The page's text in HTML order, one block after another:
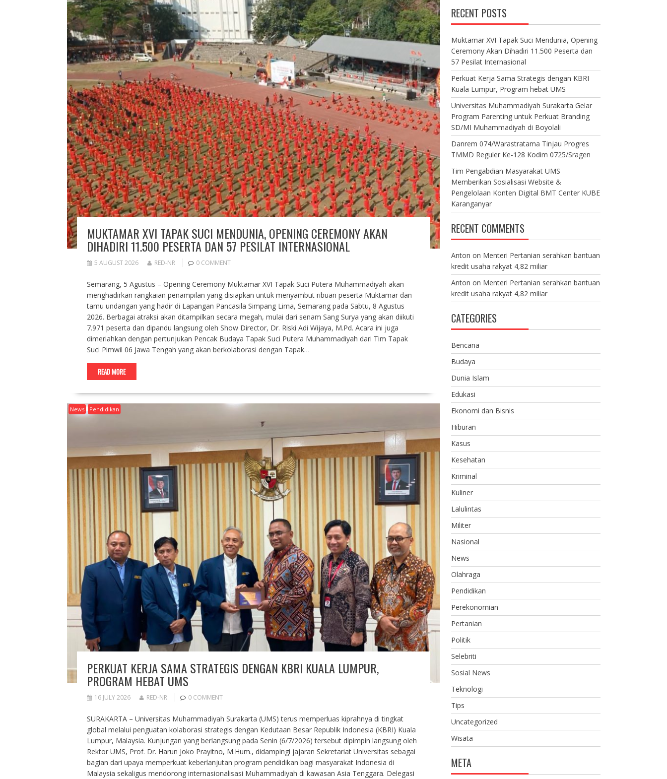
MUKTAMAR XVI TAPAK SUCI MENDUNIA, OPENING CEREMONY AKAN
DIHADIRI 11.500 PESERTA DAN 57 PESILAT INTERNASIONAL
5 AUGUST 2026 RED-NR 0 COMMENT
Semarang, 5 Agustus – Opening Ceremony Muktamar XVI Tapak Suci Putera Muhammadiyah akan
menghadirkan rangkaian penampilan yang disiapkan untuk menyambut ribuan peserta Muktamar dan
tamu undangan yang hadir di Lapangan Pancasila Simpang Lima, Semarang pada Sabtu, 8 Agustus
2026. Berbagai atraksi akan ditampilkan secara megah, mulai dari senam Sang Surya yang akan diikuti
7.971 peserta dan dipandu langsung oleh Show Director, Dr. Riski Adi Wijaya, M.Pd. Acara ini juga
dimeriahkan dengan pertunjukan Pencak Budaya Tapak Suci Putera Muhammadiyah dari Tim Tapak
Suci Pimwil 06 Jawa Tengah yang akan berkolaborasi dengan Tapak…
READ MORE
News Pendidikan
PERKUAT KERJA SAMA STRATEGIS DENGAN KBRI KUALA LUMPUR,
PROGRAM HEBAT UMS
16 JULY 2026 RED-NR 0 COMMENT
SURAKARTA – Universitas Muhammadiyah Surakarta (UMS) terus memperluas kiprahnya di tingkat
global melalui penguatan kolaborasi strategis dengan Kedutaan Besar Republik Indonesia (KBRI) Kuala
Lumpur, Malaysia. Kunjungan yang berlangsung pada Senin (6/7/2026) tersebut dipimpin langsung oleh
Rektor UMS, Prof. Dr. Harun Joko Prayitno, M.Hum., didampingi jajaran Sekretariat Universitas sebagai
bagian dari upaya memperkuat keberlanjutan program pendidikan bagi masyarakat Indonesia di
Malaysia sekaligus mendorong internasionalisasi Muhammadiyah di kawasan Asia Tenggara. Delegasi
RECENT POSTS
Muktamar XVI Tapak Suci Mendunia, Opening
Ceremony Akan Dihadiri 11.500 Peserta dan
57 Pesilat Internasional
Perkuat Kerja Sama Strategis dengan KBRI
Kuala Lumpur, Program hebat UMS
Universitas Muhammadiyah Surakarta Gelar
Program Parenting untuk Perkuat Branding
SD/MI Muhammadiyah di Boyolali
Danrem 074/Warastratama Tinjau Progres
TMMD Reguler Ke-128 Kodim 0725/Sragen
Tim Pengabdian Masyarakat UMS
Memberikan Sosialisasi Website &
Pengelolaan Konten Digital BMT Center KUBE
Karanganyar
RECENT COMMENTS
Anton on Menteri Pertanian serahkan bantuan
kredit usaha rakyat 4,82 miliar
Anton on Menteri Pertanian serahkan bantuan
kredit usaha rakyat 4,82 miliar
CATEGORIES
Bencana
Budaya
Dunia Islam
Edukasi
Ekonomi dan Bisnis
Hiburan
Kasus
Kesehatan
Kriminal
Kuliner
Lalulintas
Militer
Nasional
News
Olahraga
Pendidikan
Perekonomian
Pertanian
Politik
Selebriti
Sosial News
Teknologi
Tips
Uncategorized
Wisata
META